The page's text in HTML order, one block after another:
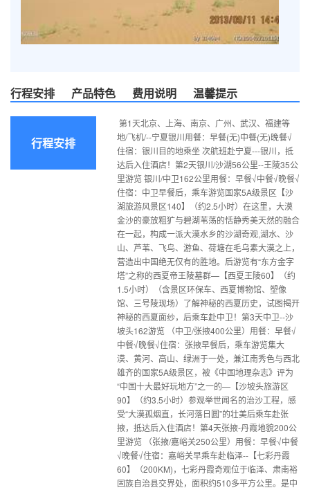
行程安排 产品特色 费用说明 温馨提示
行程安排
第1天北京、上海、南京、广州、武汉、福建等
地/飞机/--宁夏银川用餐：早餐(无)中餐(无)晚餐√
住宿：银川目的地乘坐 次航班赴宁夏---银川，抵
达后入住酒店！第2天银川/沙湖56公里--王陵35公
里游览 银川/中卫162公里用餐：早餐√中餐√晚餐√
住宿：中卫早餐后，乘车游览国家5A级景区【沙
湖旅游风景区140】（约2.5小时）在这里，大漠
金沙的豪放粗犷与碧湖苇荡的恬静秀美天然的融合
在一起，构成一派大漠水乡的沙湖奇观,湖水、沙
山、芦苇、飞鸟、游鱼、荷塘在毛乌素大漠之上，
营造出中国绝无仅有的胜地。后游览有“东方金字
塔”之称的西夏帝王陵墓群—【西夏王陵60】（约
1.5小时）（含景区环保车、西夏博物馆、塑像
馆、三号陵现场）了解神秘的西夏历史，试图揭开
神秘的西夏面纱，后乘车赴中卫！第3天中卫--沙
坡头162游览 （中卫/张掖400公里）用餐：早餐√
中餐√晚餐√住宿：张掖早餐后，乘车游览集大
漠、黄河、高山、绿洲于一处，兼江南秀色与西北
雄齐的国家5A级景区，被《中国地理杂志》评为
“中国十大最好玩地方”之一的—【沙坡头旅游区
90】（约3.5小时）参观举世闻名的治沙工程，感
受“大漠孤烟直，长河落日圆”的壮美后乘车赴张
掖，抵达后入住酒店！第4天张掖-丹霞地貌200公
里游览 （张掖/嘉峪关250公里）用餐：早餐√中餐
√晚餐√住宿：嘉峪关早乘车赴临泽--【七彩丹霞
60】（200KM)，七彩丹霞奇观位于临泽、肃南裕
固族自治县交界处，面积约510多平方公里。是中